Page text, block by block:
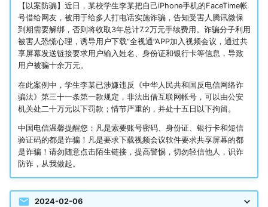
【以案防骗】近日，某校学生李某把自己iPhone手机的FaceTime帐
号借给网友，被用于给多人打电话实施诈骗，告知受害人腾讯微保
到期需要解绑，否则将收取3年总计7.2万元手续费用。诈骗分子利用
被害人恐慌心理，诱导用户下载“全视通”APP加入视频会议，通过共
享屏幕发送链接要求用户输入姓名、身份证和银行卡等信息，导致
用户被骗十余万元。
在此案例中，学生李某已涉嫌违反《中华人民共和国反电信网络诈
骗法》第三十一条第一款规定，非法出借互联网帐号，可以由公安
机关处二十万元以下罚款；情节严重的，并处十五日以下拘留。
中国电信温馨提醒您：凡是索要账号密码、身份证、银行卡和短信
验证码的都是诈骗！凡是要求下载视频会议软件要求共享屏幕的都
是诈骗！请勿随意点击陌生链接，提高警惕，切勿轻信他人，识诈
防诈，从我做起。
2024-02-06